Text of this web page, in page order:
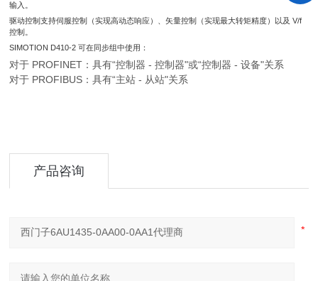
输入。
驱动控制支持伺服控制（实现高动态响应）、矢量控制（实现最大转矩精度）以及V/f
控制。
SIMOTION D410-2 可在同步组中使用：
对于 PROFINET：具有“控制器 - 控制器"或“控制器 - 设备"关系
对于 PROFIBUS：具有“主站 - 从站"关系
产品咨询